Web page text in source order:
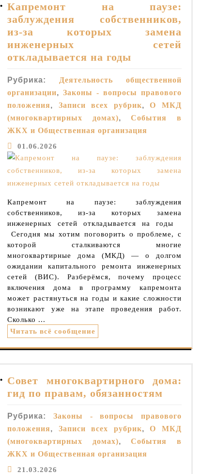
•
Капремонт на паузе:
заблуждения собственников,
из‑за которых замена
инженерных сетей
откладывается на годы
Рубрика:
Деятельность общественной
организации, Законы - вопросы правового
положения, Записи всех рубрик,О МКД
(многоквартирных домах),События в
ЖКХ и Общественная организация
01.06.2026
Капремонт на паузе: заблуждения
собственников, из‑за которых замена
инженерных сетей откладывается на годы
Сегодня мы хотим поговорить о проблеме, с
которой сталкиваются многие
многоквартирные дома (МКД) — о долгом
ожидании капитального ремонта инженерных
сетей (ВИС). Разберёмся, почему процесс
включения дома в программу капремонта
может растянуться на годы и какие сложности
возникают уже на этапе проведения работ.
Сколько ...
Читать всё сообщение
•
Совет многоквартирного дома:
гид по правам, обязанностям
Рубрика: Законы - вопросы правового
положения, Записи всех рубрик,О МКД
(многоквартирных домах),События в
ЖКХ и Общественная организация
21.03.2026